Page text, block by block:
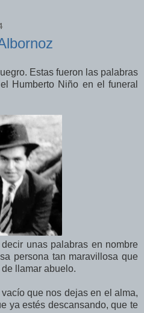
Estas fueron las palabras
Humberto Niño en el funeral
unas palabras en nombre
persona tan maravillosa que
llamar abuelo.
que nos dejas en el alma,
ya estés descansando, que te